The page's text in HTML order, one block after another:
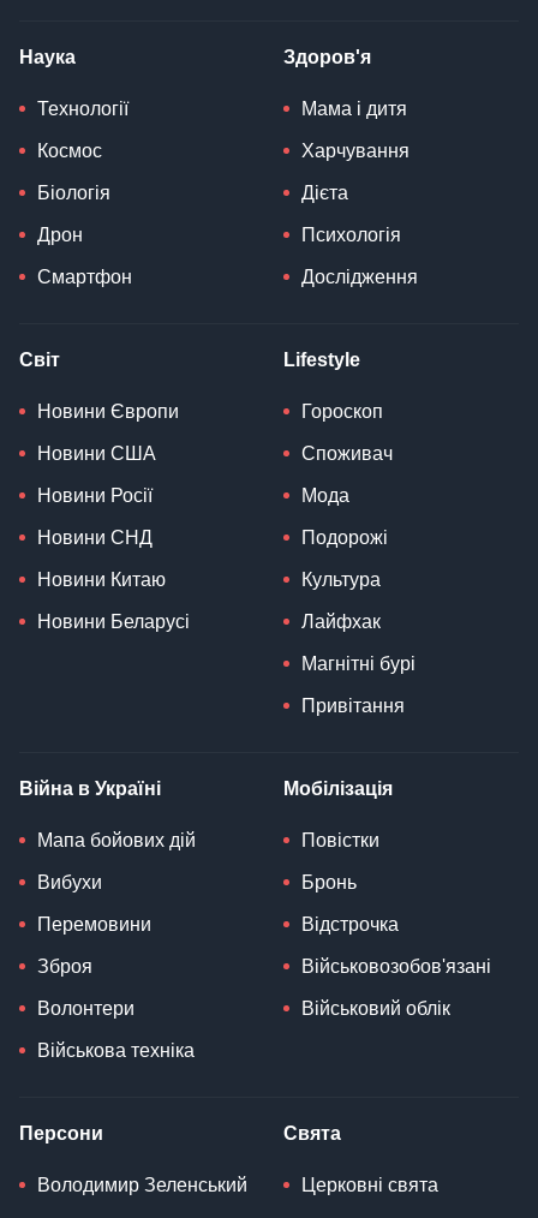
Наука
Технології
Космос
Біологія
Дрон
Смартфон
Здоров'я
Мама і дитя
Харчування
Дієта
Психологія
Дослідження
Світ
Новини Європи
Новини США
Новини Росії
Новини СНД
Новини Китаю
Новини Беларусі
Lifestyle
Гороскоп
Споживач
Мода
Подорожі
Культура
Лайфхак
Магнітні бурі
Привітання
Війна в Україні
Мапа бойових дій
Вибухи
Перемовини
Зброя
Волонтери
Військова техніка
Мобілізація
Повістки
Бронь
Відстрочка
Військовозобов'язані
Військовий облік
Персони
Володимир Зеленський
Свята
Церковні свята